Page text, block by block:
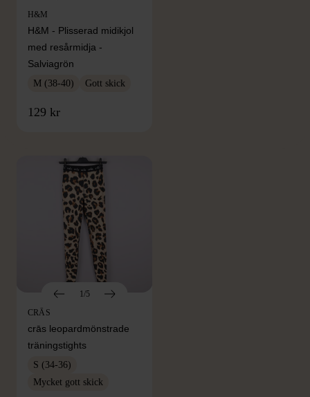
H&M
H&M - Plisserad midikjol
med resårmidja -
Salviagrön
M (38-40) Gott skick
129 kr
FRÅN SAMMA VARUMÄRKE
1/5
CRĀS
crās leopardmönstrade
träningstights
S (34-36)
Mycket gott skick